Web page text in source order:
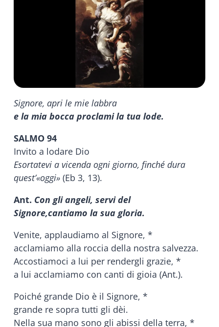
Signore, apri le mie labbra
e la mia bocca proclami la tua lode.
SALMO 94
Invito a lodare Dio
Esortatevi a vicenda ogni giorno, finché dura
quest’«oggi» (Eb 3, 13).
Ant. Con gli angeli, servi del
Signore,cantiamo la sua gloria.
Venite, applaudiamo al Signore, *
acclamiamo alla roccia della nostra salvezza.
Accostiamoci a lui per rendergli grazie, *
a lui acclamiamo con canti di gioia (Ant.).
Poiché grande Dio è il Signore, *
grande re sopra tutti gli dèi.
Nella sua mano sono gli abissi della terra, *